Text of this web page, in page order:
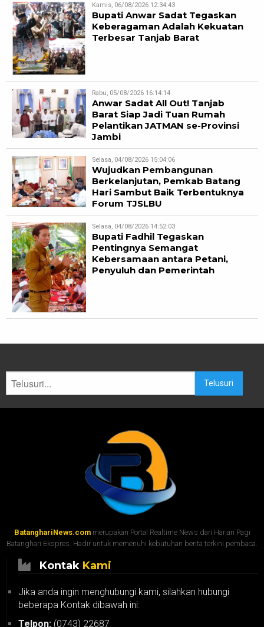
Kamis, 06/08/2026 12:34:43
Bupati Anwar Sadat Tegaskan
Keberagaman Adalah Kekuatan
Terbesar Tanjab Barat
Rabu, 05/08/2026 16:14:14
Anwar Sadat All Out! Tanjab
Barat Siap Jadi Tuan Rumah
Pelantikan JATMAN se-Provinsi
Jambi
Selasa, 04/08/2026 15:04:06
Wujudkan Pembangunan
Berkelanjutan, Pemkab Batang
Hari Sambut Baik Terbentuknya
Forum TJSLBU
Selasa, 04/08/2026 14:52:03
Bupati Fadhil Tegaskan
Pentingnya Semangat
Kebersamaan antara Petani,
Penyuluh dan Pemerintah
Telusuri
BatanghariNews.commerupakan Portal Realtime News dari Harian Pagi
Batanghari Ekspres. Hadir untuk memenuhi kebutuhan berita terkini pembaca.
Kontak Kami
Jika anda ingin menghubungi kami, silahkan hubungi
beberapa Kontak dibawah ini:
Telpon: (0743) 22687